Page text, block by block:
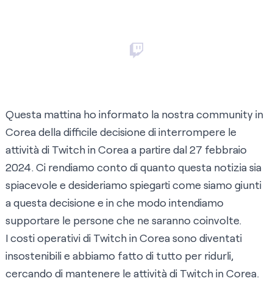
Questa mattina ho informato la nostra community in
Corea della difficile decisione di interrompere le
attività di Twitch in Corea a partire dal 27 febbraio
2024. Ci rendiamo conto di quanto questa notizia sia
spiacevole e desideriamo spiegarti come siamo giunti
a questa decisione e in che modo intendiamo
supportare le persone che ne saranno coinvolte.
I costi operativi di Twitch in Corea sono diventati
insostenibili e abbiamo fatto di tutto per ridurli,
cercando di mantenere le attività di Twitch in Corea.